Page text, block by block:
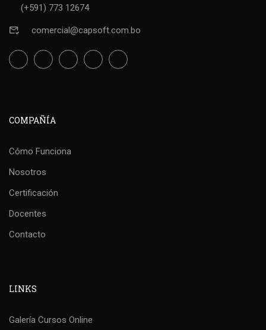
(+591) 773 12674
comercial@capsoft.com.bo
COMPAÑÍA
Cómo Funciona
Nosotros
Certificación
Docentes
Contacto
LINKS
Galería Cursos Online